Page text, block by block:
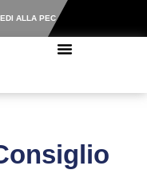
ALLA PEC